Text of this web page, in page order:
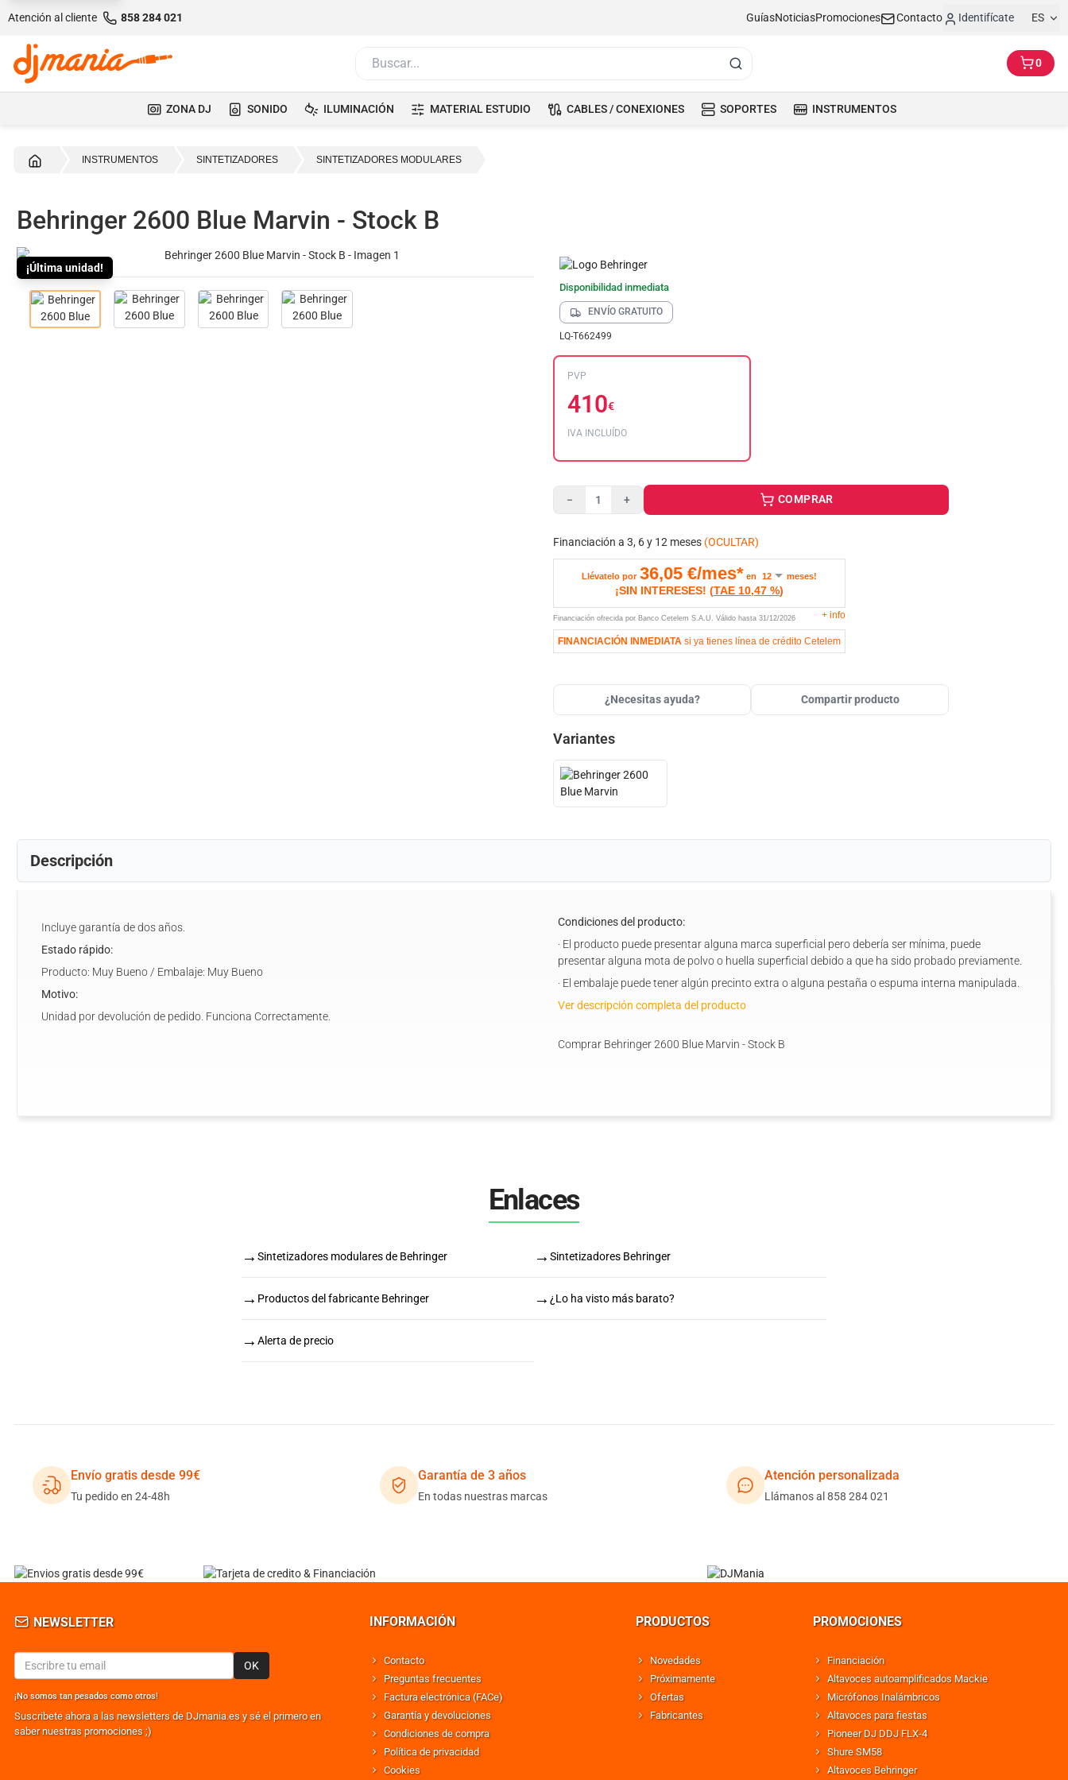
Atención al cliente 858 284 021 GuíasNoticiasPromociones Contacto Identifícate ES
0
ZONA DJ SONIDO ILUMINACIÓN MATERIAL ESTUDIO CABLES / CONEXIONES SOPORTES INSTRUMENTOS
INSTRUMENTOS SINTETIZADORES SINTETIZADORES MODULARES
Behringer 2600 Blue Marvin - Stock B
¡Última unidad!
Disponibilidad inmediata
ENVÍO GRATUITO
LQ-T662499
PVP
410€
IVA INCLUÍDO
− + COMPRAR
Financiación a 3, 6 y 12 meses (OCULTAR)
Llévatelo por 36,05 €/mes* en meses!
¡SIN INTERESES! (TAE 10,47 %)
Financiación ofrecida por Banco Cetelem S.A.U. Válido hasta 31/12/2026 + info
FINANCIACIÓN INMEDIATA si ya tienes línea de crédito Cetelem
¿Necesitas ayuda? Compartir producto
Variantes
Descripción
Incluye garantía de dos años.
Estado rápido:
Producto: Muy Bueno / Embalaje: Muy Bueno
Motivo:
Unidad por devolución de pedido. Funciona Correctamente.
Condiciones del producto:
· El producto puede presentar alguna marca superficial pero debería ser mínima, puede
presentar alguna mota de polvo o huella superficial debido a que ha sido probado previamente.
· El embalaje puede tener algún precinto extra o alguna pestaña o espuma interna manipulada.
Ver descripción completa del producto
Comprar Behringer 2600 Blue Marvin - Stock B
Enlaces
→ Sintetizadores modulares de Behringer → Sintetizadores Behringer
→ Productos del fabricante Behringer → ¿Lo ha visto más barato?
→ Alerta de precio
Envío gratis desde 99€
Tu pedido en 24-48h
Garantía de 3 años
En todas nuestras marcas
Atención personalizada
Llámanos al 858 284 021
NEWSLETTER
OK
¡No somos tan pesados como otros!
Suscribete ahora a las newsletters de DJmania.es y sé el primero en
saber nuestras promociones ;)
INFORMACIÓN
Contacto
Preguntas frecuentes
Factura electrónica (FACe)
Garantía y devoluciones
Condiciones de compra
Política de privacidad
Cookies
PRODUCTOS
Novedades
Próximamente
Ofertas
Fabricantes
PROMOCIONES
Financiación
Altavoces autoamplificados Mackie
Micrófonos Inalámbricos
Altavoces para fiestas
Pioneer DJ DDJ FLX-4
Shure SM58
Altavoces Behringer